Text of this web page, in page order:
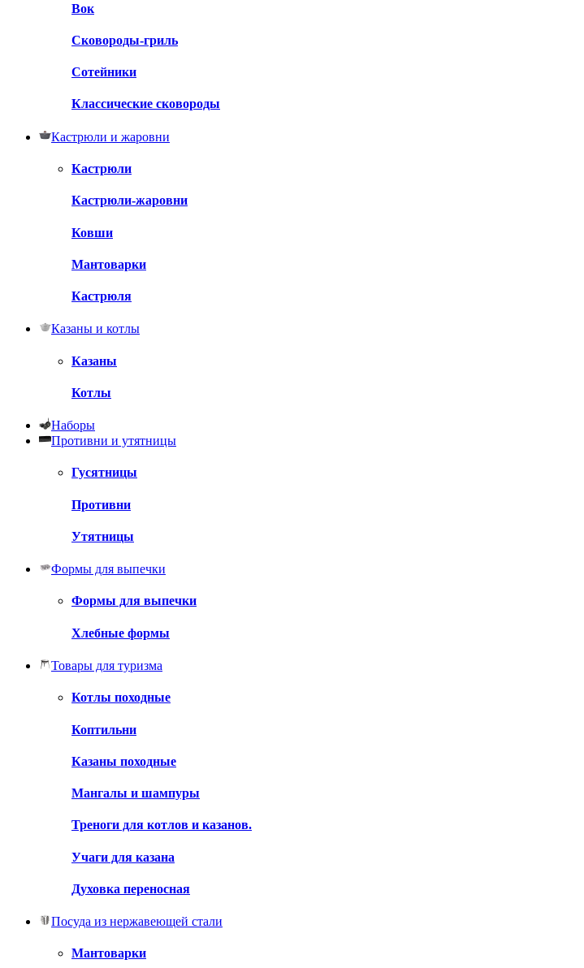
Вок
Сковороды-гриль
Сотейники
Классические сковороды
Кастрюли и жаровни
Кастрюли
Кастрюли-жаровни
Ковши
Мантоварки
Кастрюля
Казаны и котлы
Казаны
Котлы
Наборы
Противни и утятницы
Гусятницы
Противни
Утятницы
Формы для выпечки
Формы для выпечки
Хлебные формы
Товары для туризма
Котлы походные
Коптильни
Казаны походные
Мангалы и шампуры
Треноги для котлов и казанов.
Учаги для казана
Духовка переносная
Посуда из нержавеющей стали
Мантоварки